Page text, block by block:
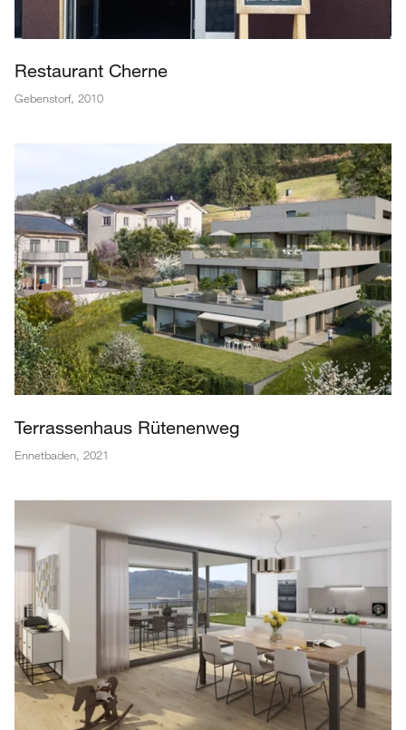
Restaurant Cherne
Gebenstorf, 2010
Terrassenhaus Rütenenweg
Ennetbaden, 2021